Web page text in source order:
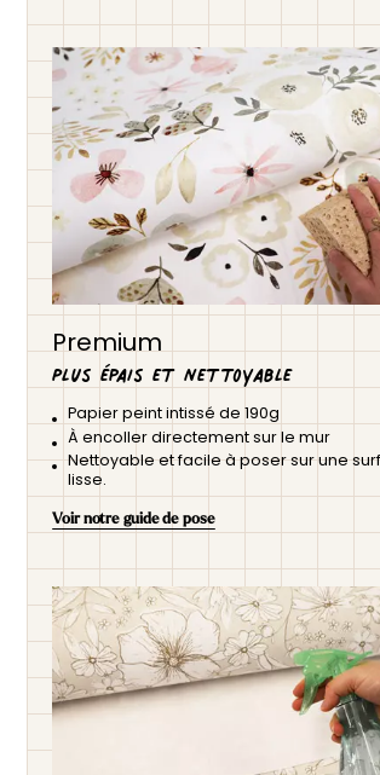
Premium
Plus épais et nettoyable
Papier peint intissé de 190g
À encoller directement sur le mur
Nettoyable et facile à poser sur une
lisse.
Voir notre guide de pose